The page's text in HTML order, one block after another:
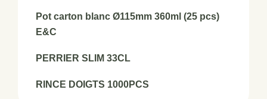
Pot carton blanc Ø115mm 360ml (25 pcs)
E&C
PERRIER SLIM 33CL
RINCE DOIGTS 1000PCS